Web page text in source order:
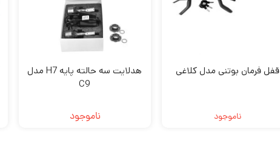
قفل فرمان بوتنی مدل کلاغی
ناموجود
هدلایت سه حالته پایه H7 مدل
C9
ناموجود